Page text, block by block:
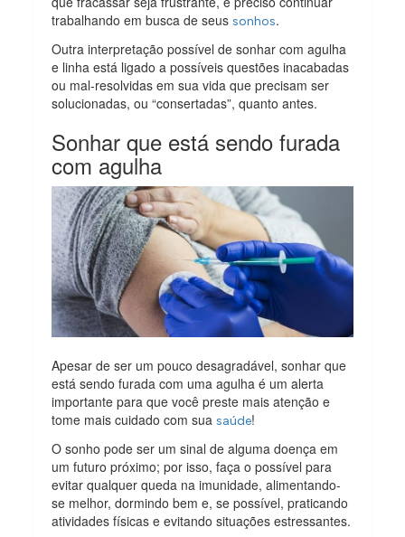
trabalhando em busca de seussonhos.
Outra interpretação possível de sonhar com agulha
e linha está ligado a possíveis questões inacabadas
ou mal-resolvidas em sua vida que precisam ser
solucionadas, ou “consertadas”, quanto antes.
Sonhar que está sendo furada
com agulha
Apesar de ser um pouco desagradável, sonhar que
está sendo furada com uma agulha é um alerta
importante para que você preste mais atenção e
tome mais cuidado com suasaúde!
O sonho pode ser um sinal de alguma doença em
um futuro próximo; por isso, faça o possível para
evitar qualquer queda na imunidade, alimentando-
se melhor, dormindo bem e, se possível, praticando
atividades físicas e evitando situações estressantes.